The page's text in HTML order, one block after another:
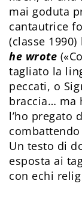
mai goduta
cantautrice
(classe
he wrote
tagliato la
peccati, o
braccia… ma
l’ho pregato
Un testo di
esposta ai
con echi